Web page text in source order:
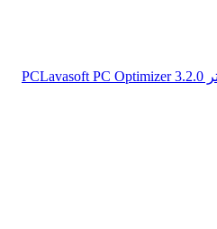
Lavasoft PC Optimizer